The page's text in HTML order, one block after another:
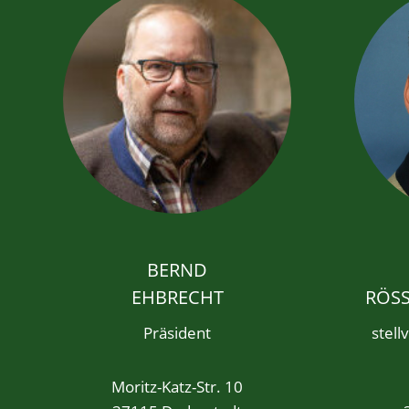
BERND
EHBRECHT
Präsident
Moritz-Katz-Str. 10